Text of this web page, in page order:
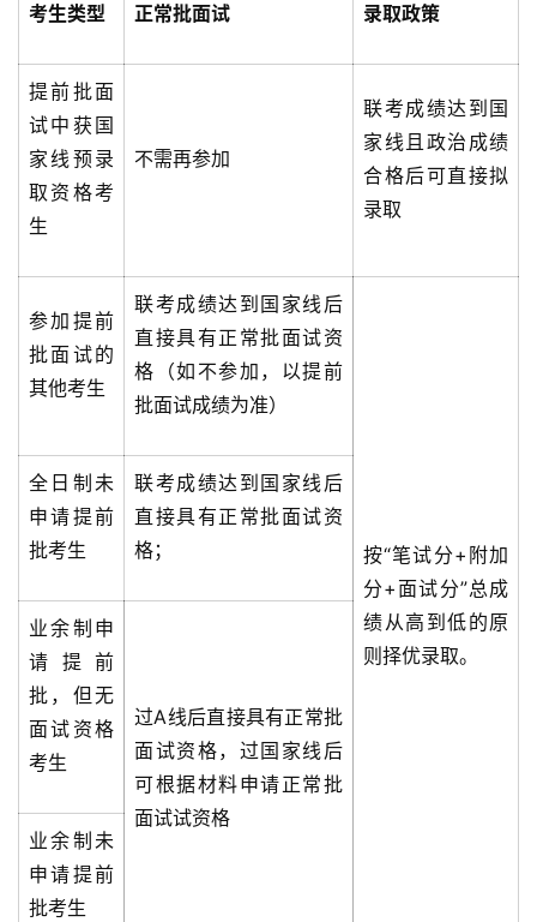
考生类型 正常批面试 录取政策
提前批面
试中获国
家线预录
取资格考
生
不需再参加
联考成绩达到国
家线且政治成绩
合格后可直接拟
录取
参加提前
批面试的
其他考生
联考成绩达到国家线后
直接具有正常批面试资
格（如不参加，以提前
批面试成绩为准）
按“笔试分+附加
分+面试分”总成
绩从高到低的原
则择优录取。
全日制未
申请提前
批考生
联考成绩达到国家线后
直接具有正常批面试资
格；
业余制申
请提前
批，但无
面试资格
考生
过A线后直接具有正常批
面试资格，过国家线后
可根据材料申请正常批
面试试资格
业余制未
申请提前
批考生